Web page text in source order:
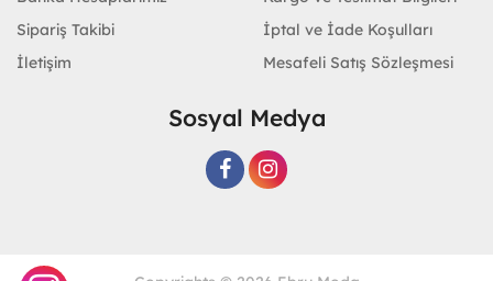
Sipariş Takibi
İletişim
İptal ve İade Koşulları
Mesafeli Satış Sözleşmesi
Sosyal Medya